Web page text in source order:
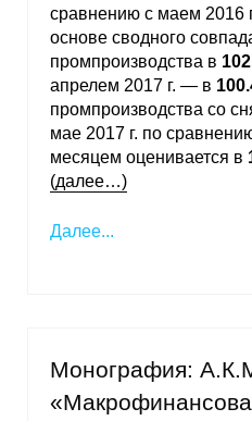
Контакты
сравнению с маем 2016
основе сводного
промпроизводства в
апрелем 2017 г. — в
промпроизводства со
мае 2017 г. по
месяцем оценивается в
(далее…)
Далее...
Монография: